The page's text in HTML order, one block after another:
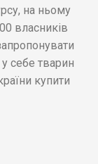
на ньому
власників
себе тварин
купити